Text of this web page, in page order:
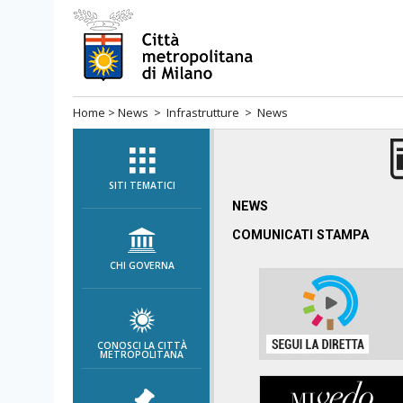
Salta
al
menù
navigazione
Salta
al
menù
navigazione
interna
Salta
contenuto
Salta
Home > News > Infrastrutture > News
SITI TEMATICI
CHI GOVERNA
CONOSCI LA CITTÀ
METROPOLITANA
NEWS
COMUNICATI STAMPA